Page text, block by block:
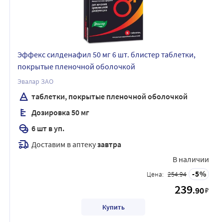
Эффекс силденафил 50 мг 6 шт. блистер таблетки,
покрытые пленочной оболочкой
Эвалар ЗАО
таблетки, покрытые пленочной оболочкой
Дозировка 50 мг
6 шт в уп.
Доставим в аптекузавтра
В наличии
Цена: 254.94 5
239.90₽
Купить